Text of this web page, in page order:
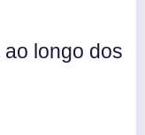
longo dos